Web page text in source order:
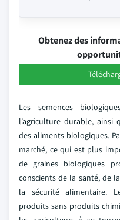
Obtenez des
Les semences
l’agriculture durable,
des aliments biologiques.
marché, ce qui est plus
de graines biologiques
conscients de la santé, de
la sécurité alimentaire.
produits sans produits